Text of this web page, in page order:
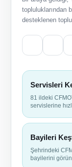
topluluklarından
desteklenen
Servisleri
81 ildeki
servislerine
Bayileri
Şehrindeki
bayilerini